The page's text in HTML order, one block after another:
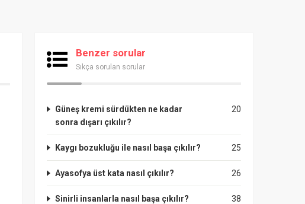
Benzer sorular
Sıkça sorulan sorular
20
Güneş kremi sürdükten ne kadar
sonra dışarı çıkılır?
25
Kaygı bozukluğu ile nasıl başa çıkılır?
26
Ayasofya üst kata nasıl çıkılır?
38
Sinirli insanlarla nasıl başa çıkılır?